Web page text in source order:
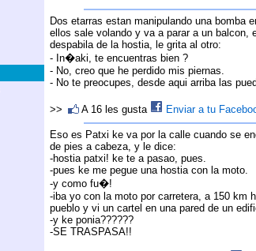
Dos etarras estan manipulando una bomba
ellos sale volando y va a parar a un balcon,
despabila de la hostia, le grita al otro:
- In�aki, te encuentras bien ?
- No, creo que he perdido mis piernas.
- No te preocupes, desde aqui arriba las
>> A 16 les gusta Enviar a tu
Eso es Patxi ke va por la calle cuando se
de pies a cabeza, y le dice:
-hostia patxi! ke te a pasao, pues.
-pues ke me pegue una hostia con la moto.
-y como fu�!
-iba yo con la moto por carretera, a 150 km
pueblo y vi un cartel en una pared de un
-y ke ponia??????
-SE TRASPASA!!